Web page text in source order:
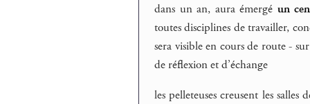
dans un an, aura émergé un
toutes disciplines de travailler,
sera visible en cours de route -
de réflexion et d’échange
les pelleteuses creusent les